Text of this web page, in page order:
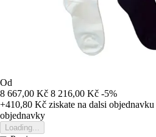
Od
8 667,00 Kč 8 216,00 Kč -5%
+410,80 Kč ziskate na dalsi objednavku
objednavky
Loading...